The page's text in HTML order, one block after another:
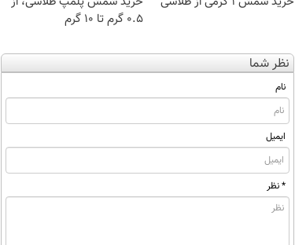
۰.۵ گرم تا ۱۰ گرم
نظر شما
نام
ایمیل
* نظر